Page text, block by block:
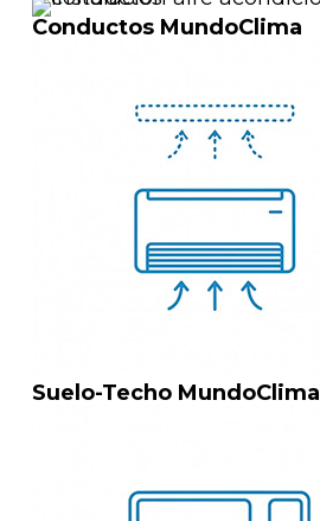
Conductos MundoClima
Suelo-Techo MundoClima